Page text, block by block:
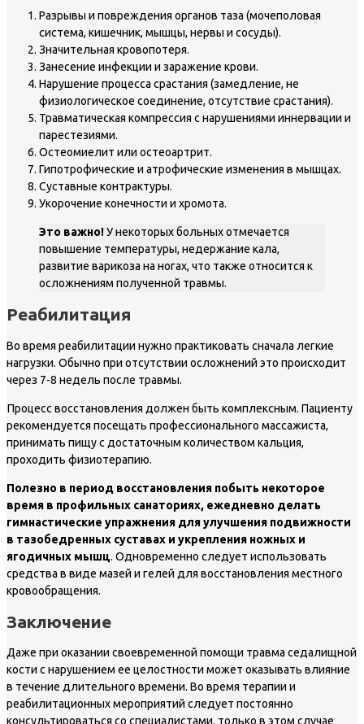
Разрывы и повреждения органов таза (мочеполовая
система, кишечник, мышцы, нервы и сосуды).
Значительная кровопотеря.
Занесение инфекции и заражение крови.
Нарушение процесса срастания (замедление, не
физиологическое соединение, отсутствие срастания).
Травматическая компрессия с нарушениями иннервации и
парестезиями.
Остеомиелит или остеоартрит.
Гипотрофические и атрофические изменения в мышцах.
Суставные контрактуры.
Укорочение конечности и хромота.
Это важно!У некоторых больных отмечается
повышение температуры, недержание кала,
развитие варикоза на ногах, что также относится к
осложнениям полученной травмы.
Реабилитация
Во время реабилитации нужно практиковать сначала легкие
нагрузки. Обычно при отсутствии осложнений это происходит
через 7-8 недель после травмы.
Процесс восстановления должен быть комплексным. Пациенту
рекомендуется посещать профессионального массажиста,
принимать пищу с достаточным количеством кальция,
проходить физиотерапию.
Полезно в период восстановления побыть некоторое
время в профильных санаториях, ежедневно делать
гимнастические упражнения для улучшения подвижности
в тазобедренных суставах и укрепления ножных и
ягодичных мышц. Одновременно следует использовать
средства в виде мазей и гелей для восстановления местного
кровообращения.
Заключение
Даже при оказании своевременной помощи травма седалищной
кости с нарушением ее целостности может оказывать влияние
в течение длительного времени. Во время терапии и
реабилитационных мероприятий следует постоянно
консультироваться со специалистами, только в этом случае